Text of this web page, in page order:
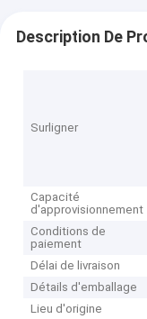
Description De
Surligner
Capacité
d'approvisionnement
Conditions de
paiement
Délai de livraison
Détails d'emballage
Lieu d'origine